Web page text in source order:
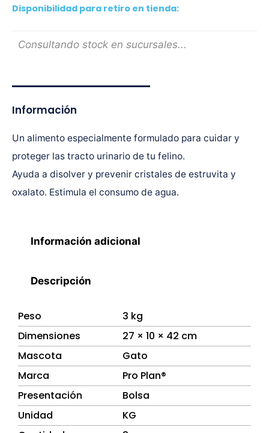
Disponibilidad para retiro en tienda:
Consultando stock en sucursales...
Información
Un alimento especialmente formulado para cuidar y
proteger las tracto urinario de tu felino.
Ayuda a disolver y prevenir cristales de estruvita y
oxalato. Estimula el consumo de agua.
Información adicional
Descripción
Peso
3 kg
Dimensiones
27 × 10 × 42 cm
Mascota
Gato
Marca
Pro Plan®
Presentación
Bolsa
Unidad
KG